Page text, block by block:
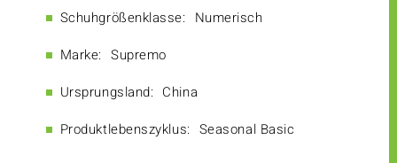
Schuhgrößenklasse: Numerisch
Marke: Supremo
Ursprungsland: China
Produktlebenszyklus: Seasonal Basic